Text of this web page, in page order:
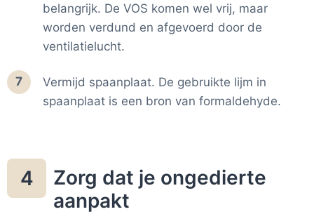
belangrijk. De VOS komen wel vrij, maar
worden verdund en afgevoerd door de
ventilatielucht.
7
Vermijd spaanplaat. De gebruikte lijm in
spaanplaat is een bron van formaldehyde.
4
Zorg dat je ongedierte
aanpakt